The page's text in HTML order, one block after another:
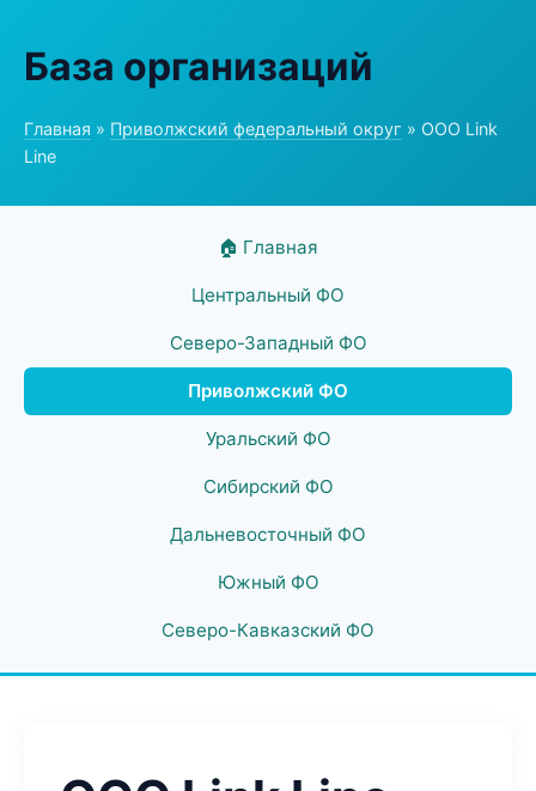
База организаций
Главная » Приволжский федеральный округ » ООО Link
Line
🏠 Главная
Центральный ФО
Северо-Западный ФО
Приволжский ФО
Уральский ФО
Сибирский ФО
Дальневосточный ФО
Южный ФО
Северо-Кавказский ФО